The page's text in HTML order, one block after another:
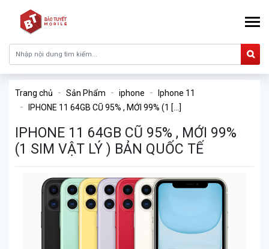
Trang chủ Sản Phẩm iphone
Iphone 11
IPHONE 11 64GB CŨ 95% , MỚI 99% (1 [...]
IPHONE 11 64GB CŨ 95% , MỚI 99%
(1 SIM VẬT LÝ ) BẢN QUỐC TẾ